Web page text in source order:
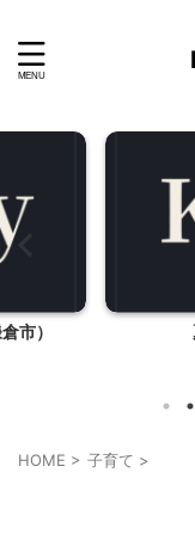
タイダ
HOME > 子育て >